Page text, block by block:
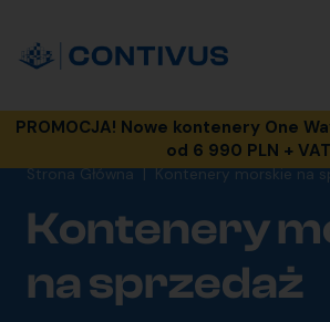
PROMOCJA! Nowe kontenery One
od 6 990 PLN + VAT
Strona Główna | Kontenery morskie na
Kontenery
na sprzedaż